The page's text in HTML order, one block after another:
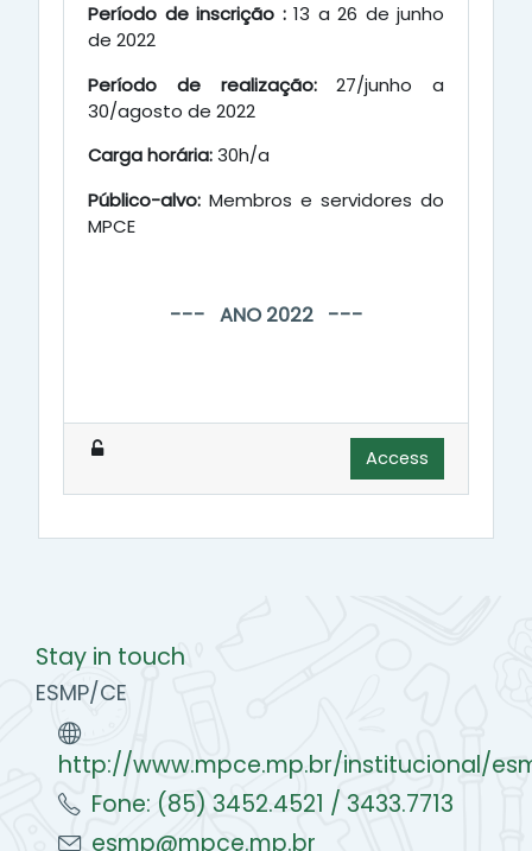
Período de inscrição :13 a 26 de junho
de 2022
Período de realização:27/junho a
30/agosto de 2022
Carga horária: 30h/a
Público-alvo: Membros e servidores do
MPCE
--- ANO 2022 ---
Access
Stay in touch
ESMP/CE
http://www.mpce.mp.br/institucional/
Fone: (85) 3452.4521 / 3433.7713
esmp@mpce.mp.br